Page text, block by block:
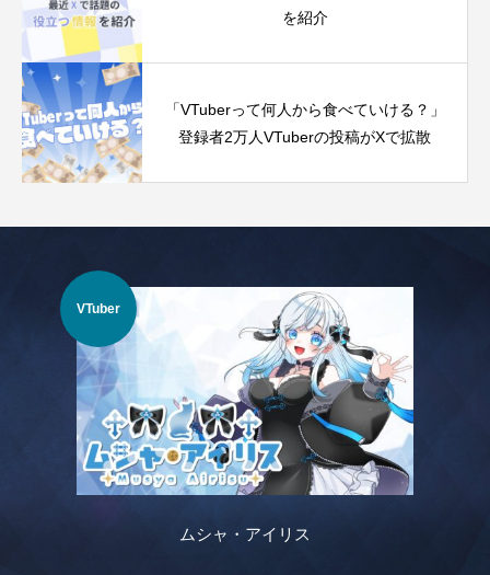
を紹介
「VTuberって何人から食べていける？」
登録者2万人VTuberの投稿がXで拡散
VTuber
心音まろみ